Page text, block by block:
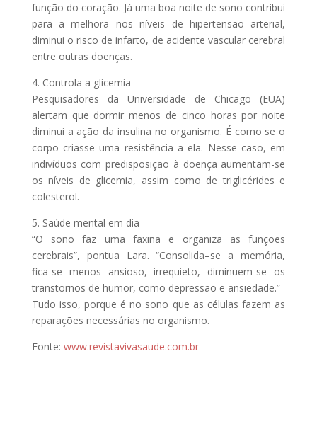
função do coração. Já uma boa noite de sono contribui
para a melhora nos níveis de hipertensão arterial,
diminui o risco de infarto, de acidente vascular cerebral
entre outras doenças.
4. Controla a glicemia
Pesquisadores da Universidade de Chicago (EUA)
alertam que dormir menos de cinco horas por noite
diminui a ação da insulina no organismo. É como se o
corpo criasse uma resistência a ela. Nesse caso, em
indivíduos com predisposição à doença aumentam-se
os níveis de glicemia, assim como de triglicérides e
colesterol.
5. Saúde mental em dia
“O sono faz uma faxina e organiza as funções
cerebrais”, pontua Lara. “Consolida–se a memória,
fica-se menos ansioso, irrequieto, diminuem-se os
transtornos de humor, como depressão e ansiedade.”
Tudo isso, porque é no sono que as células fazem as
reparações necessárias no organismo.
Fonte: www.revistavivasaude.com.br